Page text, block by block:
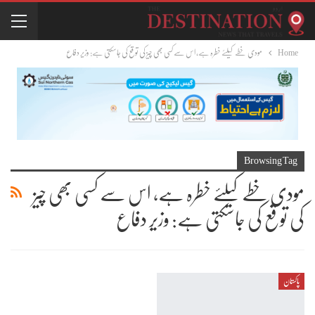
Home مودی خطے کیلئے خطرہ ہے، اس سے کسی بھی چیز کی توقع کی جاسکتی ہے: وزیر دفاع
Browsing Tag
مودی خطے کیلئے خطرہ ہے، اس سے کسی بھی چیز
کی توقع کی جاسکتی ہے: وزیر دفاع
پاکستان